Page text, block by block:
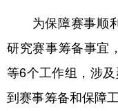
为保障赛事顺利
研究赛事筹备事宜
等6个工作组，涉
到赛事筹备和保障